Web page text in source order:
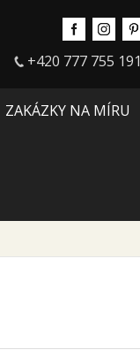
+420 777 755 191
ZAKÁZKY NA MÍRU